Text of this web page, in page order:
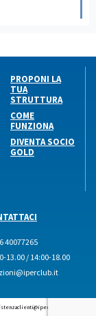
PROPONI LA
TUA
STRUTTURA
COME
FUNZIONA
DIVENTA SOCIO
GOLD
40077265
13.00 / 14:00-18.00
— Tel.